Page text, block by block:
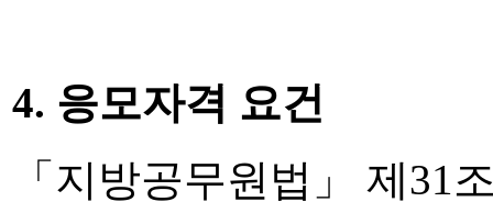
4. 응모자격 요건
「지방공무원법」 제31